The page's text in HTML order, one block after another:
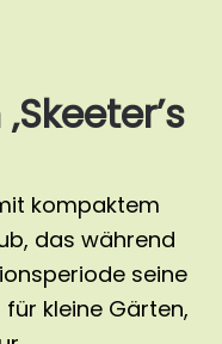
kompaktem
das während
seine
kleine Gärten,